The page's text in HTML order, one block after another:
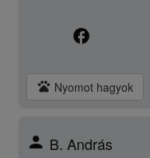
facebook
pets Nyomot hagyok
person B. András